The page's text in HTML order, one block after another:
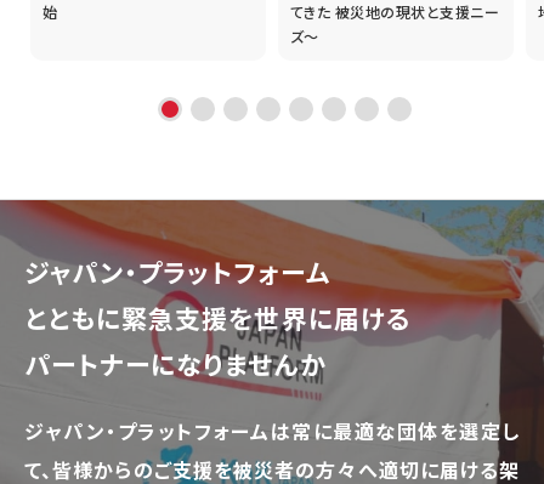
始
てきた 被災地の現状と支援ニー
ズ～
ジャパン・プラットフォーム
とともに緊急支援を世界に届ける
パートナーになりませんか
ジャパン・プラットフォームは常に最適な団体を選定し
て、皆様からのご支援を被災者の方々へ適切に届ける架